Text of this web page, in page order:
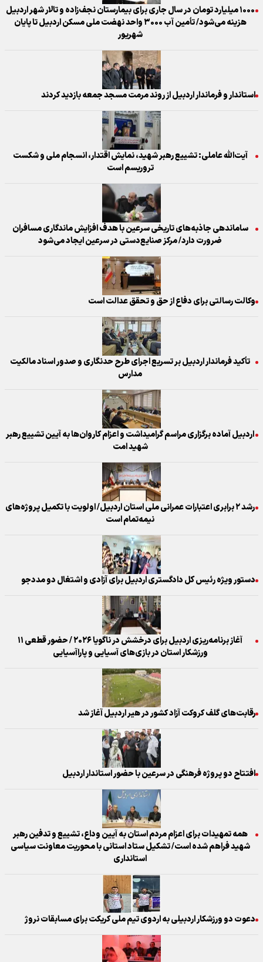
۱۰۰۰ میلیارد تومان در سال جاری برای بیمارستان نجف‌زاده و تالار شهر اردبیل
هزینه می‌شود/ تأمین آب ۳۰۰۰ واحد نهضت ملی مسکن اردبیل تا پایان
شهریور
استاندار و فرماندار اردبیل از روند مرمت مسجد جمعه بازدید کردند
آیت‌الله عاملی: تشییع رهبر شهید، نمایش اقتدار، انسجام ملی و شکست
تروریسم است
ساماندهی جاذبه‌های تاریخی سرعین با هدف افزایش ماندگاری مسافران
ضرورت دارد/ مرکز صنایع‌دستی در سرعین ایجاد می‌شود
وکالت رسالتی برای دفاع از حق و تحقق عدالت است
تأکید فرماندار اردبیل بر تسریع اجرای طرح حدنگاری و صدور اسناد مالکیت
مدارس
اردبیل آماده برگزاری مراسم گرامیداشت و اعزام کاروان‌ها به آیین تشییع رهبر
شهید امت
رشد ۲ برابری اعتبارات عمرانی ملی استان اردبیل/ اولویت با تکمیل پروژه‌های
نیمه‌تمام است
دستور ویژه رئیس کل دادگستری اردبیل برای آزادی و اشتغال دو مددجو
آغاز برنامه‌ریزی اردبیل برای درخشش در ناگویا ۲۰۲۶ / حضور قطعی ۱۱
ورزشکار استان در بازی‌های آسیایی و پاراآسیایی
رقابت‌های گلف کروکت آزاد کشور در هیر اردبیل آغاز شد
افتتاح دو پروژه فرهنگی در سرعین با حضور استاندار اردبیل
همه تمهیدات برای اعزام مردم استان به آیین وداع، تشییع و تدفین رهبر
شهید فراهم شده است/ تشکیل ستاد استانی با محوریت معاونت سیاسی
استانداری
دعوت دو ورزشکار اردبیلی به اردوی تیم ملی کریکت برای مسابقات نروژ